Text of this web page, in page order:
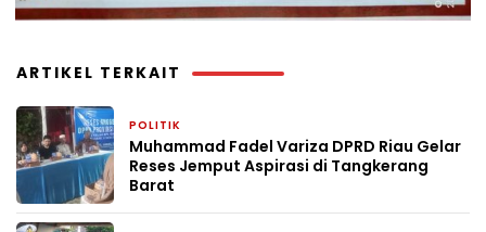
ARTIKEL TERKAIT
POLITIK
Muhammad Fadel Variza DPRD Riau Gelar
Reses Jemput Aspirasi di Tangkerang
Barat